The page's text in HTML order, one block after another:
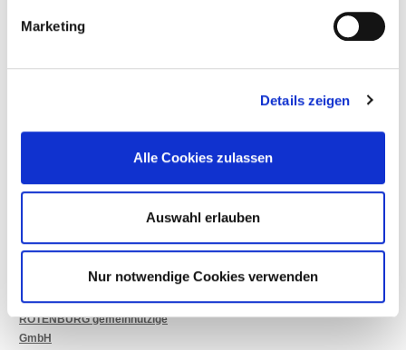
Marketing
Details zeigen
Alle Cookies zulassen
Auswahl erlauben
Nur notwendige Cookies verwenden
Krankenhaus Soltau
27356 Rotenburg (Wümme)
AGAPLESION
DIAKONIEKLINIKUM
ROTENBURG gemeinnützige
GmbH
45.9 km